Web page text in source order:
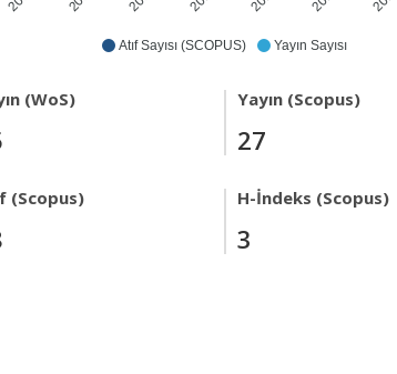
Atıf Sayısı (SCOPUS) Yayın Sayısı
(WoS) Yayın (Scopus)
27
(Scopus) H-İndeks (Scopus)
3